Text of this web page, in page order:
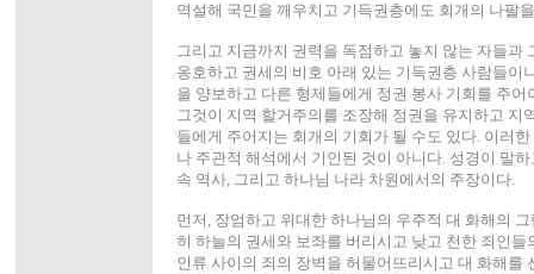
역설해 국민을 깨우치고 기득권층에도 회개의 나팔
그리고 지금까지 권력을 독점하고 놓지 않는 자들과
옹호하고 권세의 비호 아래 있는 기득권층 사람들이
을 양보하고 다른 형제들에게 정권 봉사 기회를 주
그것이 지역 할거주의를 조장해 정권을 유지하고 지
들에게 주어지는 회개의 기회가 될 수도 있다. 이러
나 주관적 해석에서 기인된 것이 아니다. 성경이 말
속 역사, 그리고 하나님 나라 차원에서의 주장이다.
먼저, 장엄하고 위대한 하나님의 우주적 대 화해의
히 하늘의 권세와 보좌를 버리시고 낮고 천한 죄인들
인류 사이의 죄의 장벽을 허물어뜨리시고 대 화해를